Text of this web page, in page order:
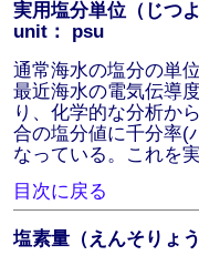
実用塩分単位（じ
unit： psu
通常海水の塩分の単
最近海水の電気伝導
り、化学的な分析か
合の塩分値に千分率(
なっている。これを
目次に戻る
塩素量（えんそり